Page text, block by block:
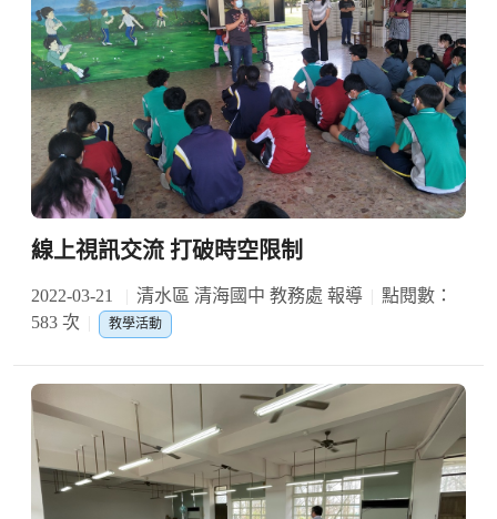
線上視訊交流 打破時空限制
2022-03-21 清水區 清海國中 教務處 報導
點閱數：
583 次
教學活動